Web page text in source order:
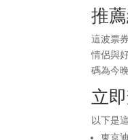
推
這波票
情侶與
碼為今
立
以下是
東京